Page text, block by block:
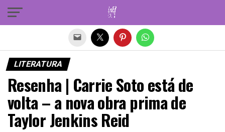
LITERATURA
Resenha | Carrie Soto está de
volta – a nova obra prima de
Taylor Jenkins Reid
Sair da versão mobile